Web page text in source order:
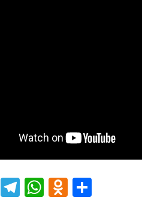
ViberTelegram
WhatsApp